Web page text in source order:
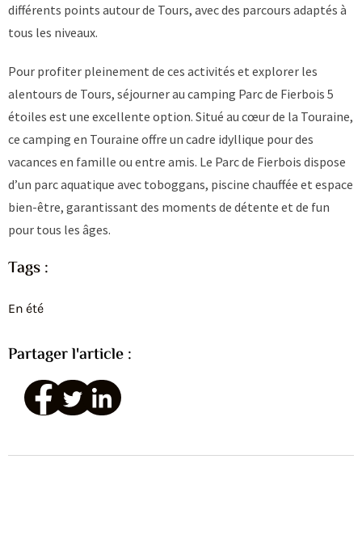
différents points autour de Tours, avec des parcours adaptés à
tous les niveaux.
Pour profiter pleinement de ces activités et explorer les
alentours de Tours, séjourner au camping Parc de Fierbois 5
étoiles est une excellente option. Situé au cœur de la Touraine,
ce camping en Touraine offre un cadre idyllique pour des
vacances en famille ou entre amis. Le Parc de Fierbois dispose
d’un parc aquatique avec toboggans, piscine chauffée et espace
bien-être, garantissant des moments de détente et de fun
pour tous les âges.
Tags :
En été
Partager l'article :